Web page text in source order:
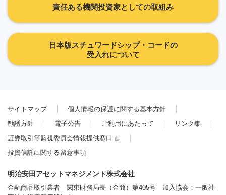
責任ある機関投資家としての取組み
日本版スチュワードシップ・コードの
受入れについて
サイトマップ
個人情報の保護に関する基本方針
勧誘方針
電子公告 ご利用にあたって
リンク集
証券取引等監視委員会情報提供窓口
投資信託に関する留意事項
明治安田アセットマネジメント株式会社
金融商品取引業者 関東財務局長（金商）第405号 加入協会：一般社